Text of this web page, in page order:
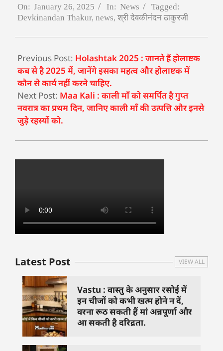
On: January 26, 2025 In: News
Tagged:
Devkinandan Thakur, news, श्री देवकीनंदन ठाकुरजी
Previous Post: Holashtak 2025 : जानते हैं होलाष्टक
कब से है 2025 में, जानेंगे इसका महत्व और होलाष्टक में
कौन से कार्य नहीं करने चाहिए.
Next Post: Maa Kali : काली माँ को समर्पित है गुप्त
नवरात्र का प्रथम दिन, जानिए काली माँ की उत्पत्ति और इनसे
जुड़े रहस्यों को.
Latest Post VIEW ALL
Vastu : वास्तु के अनुसार रसोई में
इन चीजों को कभी खत्म होने न दें,
वरना रूठ सकती हैं मां अन्नपूर्णा और
आ सकती है दरिद्रता.